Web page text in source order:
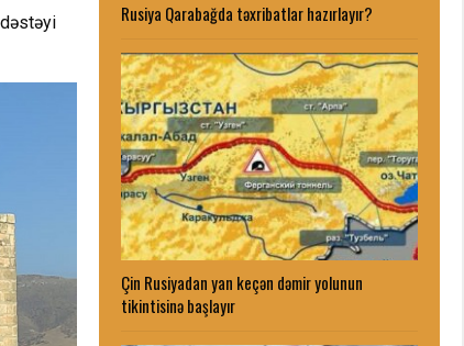
Rusiya Qarabağda təxribatlar hazırlayır?
Çin Rusiyadan yan keçən dəmir yolunun
tikintisinə başlayır